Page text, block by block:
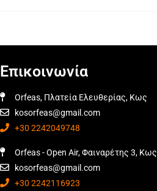
Επικοινωνία
Orfeas, Πλατεία Ελευθερίας, Κως
kosorfeas@gmail.com
+30 2242049748
Orfeas - Open Air, Φαιναρέτης 3, Κως
kosorfeas@gmail.com
+30 2242116923